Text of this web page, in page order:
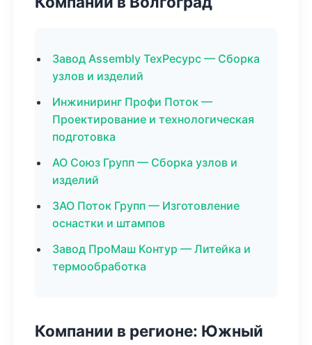
Завод Assembly ТехРесурс — Сборка
узлов и изделий
Инжиниринг Профи Поток —
Проектирование и технологическая
подготовка
АО Союз Групп — Сборка узлов и
изделий
ЗАО Поток Групп — Изготовление
оснастки и штампов
Завод ПроМаш Контур — Литейка и
термообработка
Компании в регионе: Южный